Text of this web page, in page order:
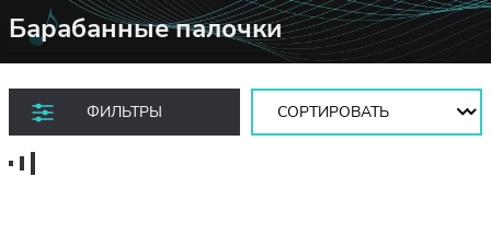
Барабанные палочки
ФИЛЬТРЫ
Сортировать: